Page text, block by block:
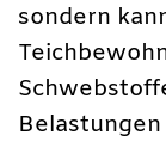
sondern